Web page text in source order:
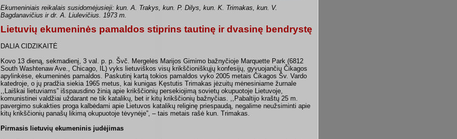
Ekumeniniais reikalais susidomėjusieji: kun. A. Trakys, kun. P. Dilys, kun. K. Trimakas, kun. V.
Bagdanavičius ir dr. A. Liulevičius. 1973 m.
Lietuvių ekumeninės pamaldos stiprins tautinę ir dvasinę bendrystę
DALIA CIDZIKAITĖ
Kovo 13 dieną, sekmadienį, 3 val. p. p. Švč. Mergelės Marijos Gimimo bažnyčioje Marquette Park (6812
South Washtenaw Ave., Chicago, IL) vyks lietuviškos visų krikščioniškųjų konfesijų, gyvuojančių Čikagos
apylinkėse, ekumeninės pamaldos. Paskutinį kartą tokios pamaldos vyko 2005 metais Čikagos Šv. Vardo
katedroje, o jų pradžia siekia 1965 metus, kai kunigas Kęstutis Trimakas jėzuitų mėnesiniame žurnale
,,Laiškai lietuviams” išspausdino žinią apie krikščionių persekiojimą sovietų okupuotoje Lietuvoje,
komunistinei valdžiai uždarant ne tik katalikų, bet ir kitų krikščionių bažnyčias. ,,Pabaltijo kraštų 25 m.
pavergimo sukakties proga kalbėdami apie Lietuvos katalikų religinę priespaudą, negalime neužsiminti apie
kitų krikščionių panašų likimą okupuotoje tėvynėje”, – tais metais rašė kun. Trimakas.
Pirmasis lietuvių ekumeninis judėjimas